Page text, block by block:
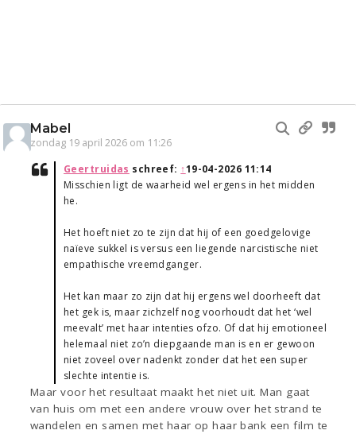
Mabel
zondag 19 april 2026 om 11:26
Geertruidas schreef: ↑19-04-2026 11:14
Misschien ligt de waarheid wel ergens in het midden
he.
Het hoeft niet zo te zijn dat hij of een goedgelovige
naïeve sukkel is versus een liegende narcistische niet
empathische vreemdganger.
Het kan maar zo zijn dat hij ergens wel doorheeft dat
het gek is, maar zichzelf nog voorhoudt dat het ‘wel
meevalt’ met haar intenties ofzo. Of dat hij emotioneel
helemaal niet zo’n diepgaande man is en er gewoon
niet zoveel over nadenkt zonder dat het een super
slechte intentie is.
Maar voor het resultaat maakt het niet uit. Man gaat
van huis om met een andere vrouw over het strand te
wandelen en samen met haar op haar bank een film te